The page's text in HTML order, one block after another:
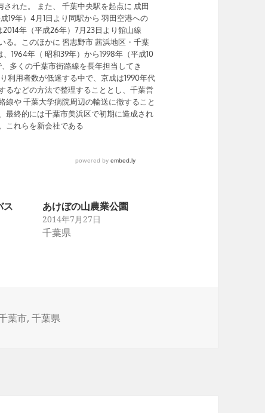
ス あけぼの山農業公園
2014年7月27日
千葉県
葉市,千葉県